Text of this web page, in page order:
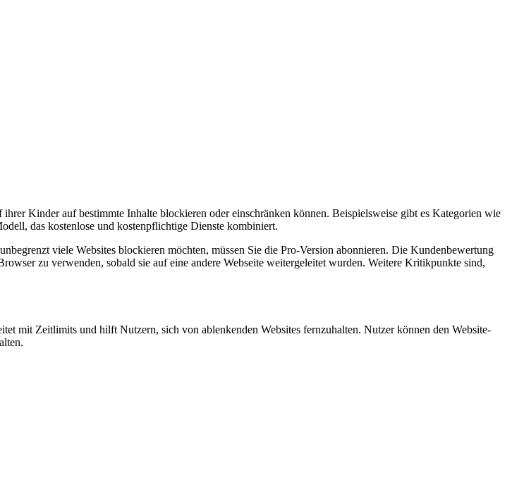
Kinder auf bestimmte Inhalte blockieren oder einschränken können. Beispielsweise gibt es Kategorien wie
das kostenlose und kostenpflichtige Dienste kombiniert.
viele Websites blockieren möchten, müssen Sie die Pro-Version abonnieren. Die Kundenbewertung
zu verwenden, sobald sie auf eine andere Webseite weitergeleitet wurden. Weitere Kritikpunkte sind,
mit Zeitlimits und hilft Nutzern, sich von ablenkenden Websites fernzuhalten. Nutzer können den Website-